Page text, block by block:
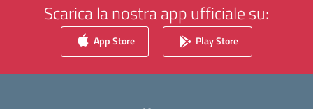
Scarica la nostra app ufficiale su:
App Store Play Store